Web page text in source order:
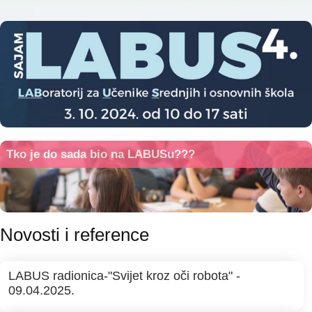
Tko je do sada bio na LABUSu???
Novosti i reference
LABUS radionica-"Svijet kroz oči robota" -
09.04.2025.